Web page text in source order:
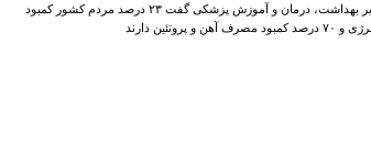
معاون وزیر بهداشت، درمان و آموزش پزشکی گفت ۲۳ درصد مردم کشور کمبود
آهن و پروتئین دارند